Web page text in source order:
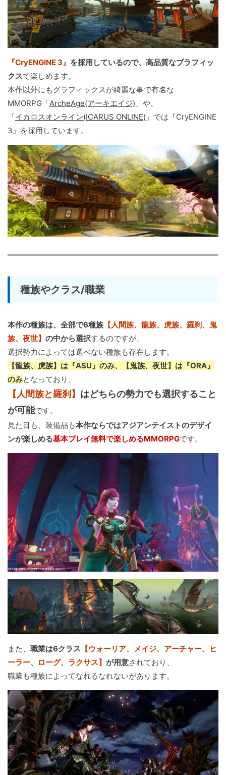
『CryENGINE 3』 を採用しているので、高品質なブラフィッ
クスで楽しめます。
本作以外にもグラフィックスが綺麗な事で有名な
MMORPG「ArcheAge(アーキエイジ) 」や、
「イカロスオンライン(ICARUS ONLINE) 」では『CryENGINE
3』を採用しています。
種族やクラス/職業
本作の種族は、全部で6種族 【人間族、龍族、虎族、羅刹、鬼
族、夜世】 の中から選択するのですが、
選択勢力によっては選べない種族も存在します。
【龍族、虎族】は『ASU』のみ、【鬼族、夜世】は『ORA』
のみとなっており、
【人間族と羅刹】 はどちらの勢力でも選択すること
が可能です。
見た目も、装備品も本作ならではアジアンテイストのデザイ
ンが楽しめる基本プレイ無料で楽しめるMMORPGです。
また、 職業は6クラス 【ウォーリア、メイジ、アーチャー、ヒ
ーラー、ローグ、ラクサス】 が用意されており、
職業も種族によってなれるなれないがあります。